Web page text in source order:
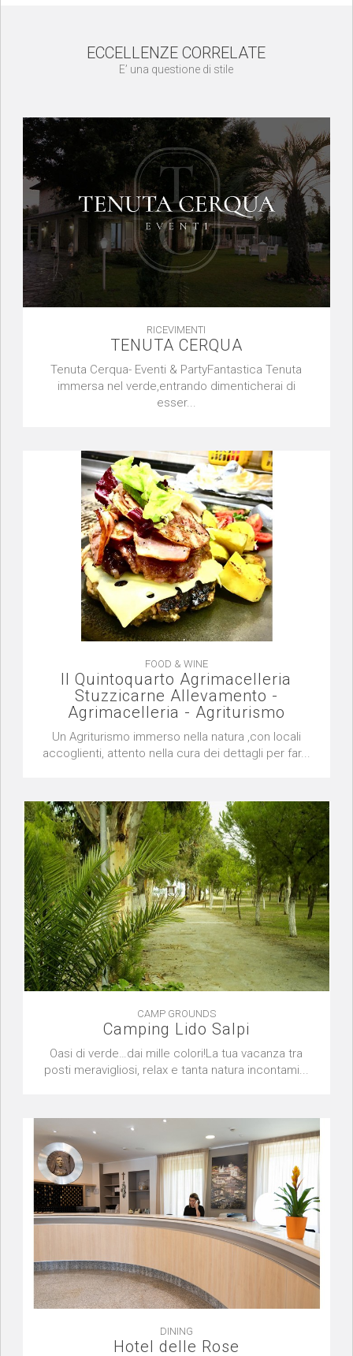
ECCELLENZE CORRELATE
E’ una questione di stile
RICEVIMENTI
TENUTA CERQUA
Tenuta Cerqua- Eventi & PartyFantastica Tenuta
immersa nel verde,entrando dimenticherai di
esser...
FOOD & WINE
Il Quintoquarto Agrimacelleria
Stuzzicarne Allevamento -
Agrimacelleria - Agriturismo
Un Agriturismo immerso nella natura ,con locali
accoglienti, attento nella cura dei dettagli per far...
CAMP GROUNDS
Camping Lido Salpi
Oasi di verde…dai mille colori!La tua vacanza tra
posti meravigliosi, relax e tanta natura incontami...
DINING
Hotel delle Rose